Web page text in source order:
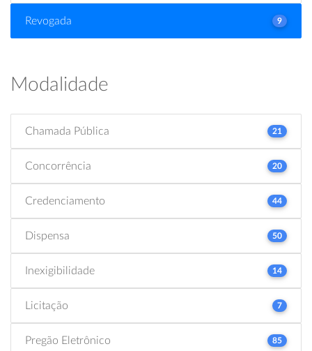
Revogada 9
Modalidade
Chamada Pública 21
Concorrência 20
Credenciamento 44
Dispensa 50
Inexigibilidade 14
Licitação 7
Pregão Eletrônico 85